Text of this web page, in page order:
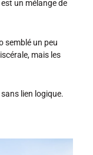
un mélange de
semblé un peu
mais les
lien logique.